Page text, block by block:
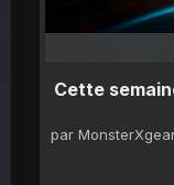
Cette
par